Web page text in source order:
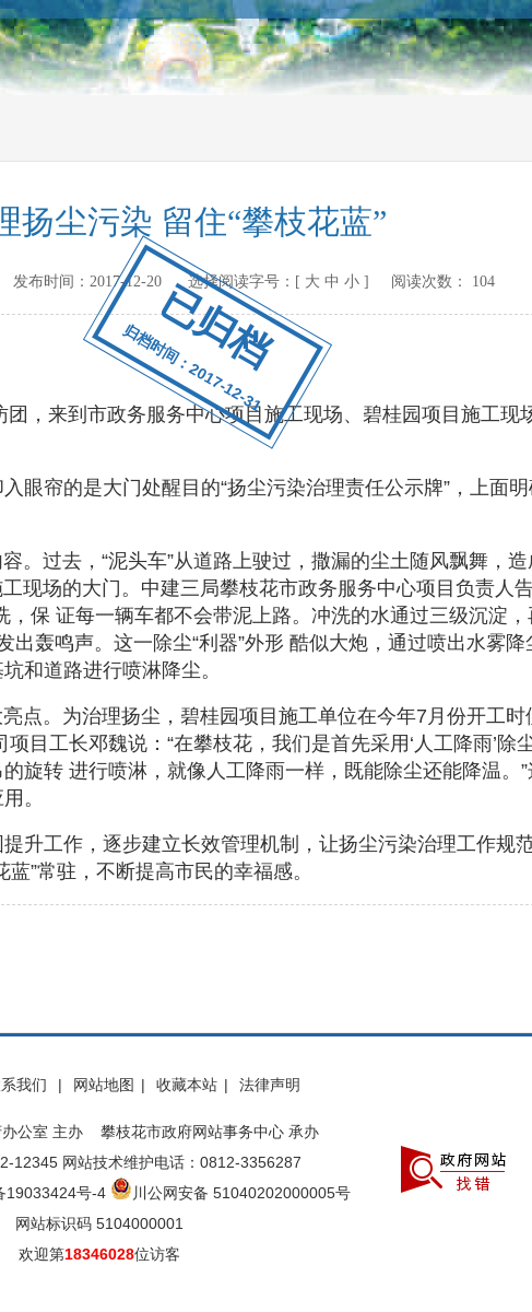
已归档
归档时间：2017-12-31
扬尘污染 留住“攀枝花蓝”
发布时间： 2017-12-20 选择阅读字号：[ 大 中 小 ] 阅读次数： 104
来到市政务服务中心项目施工现场、碧桂园项目施工现
帘的是大门处醒目的“扬尘污染治理责任公示牌”，上面
过去，“泥头车”从道路上驶过，撒漏的尘土随风飘舞，
现场的大门。中建三局攀枝花市政务服务中心项目负责人
保 证每一辆车都不会带泥上路。冲洗的水通过三级沉淀
轰鸣声。这一除尘“利器”外形 酷似大炮，通过喷出水雾
和道路进行喷淋降尘。
。为治理扬尘，碧桂园项目施工单位在今年7月份开工时
目工长邓魏说：“在攀枝花，我们是首先采用‘人工降雨’除
旋转 进行喷淋，就像人工降雨一样，既能除尘还能降温。
。
工作，逐步建立长效管理机制，让扬尘污染治理工作规
”常驻，不断提高市民的幸福感。
我们 | 网站地图 | 收藏本站 | 法律声明
办公室 主办 攀枝花市政府网站事务中心 承办
12345 网站技术维护电话：0812-3356287
19033424号-4
川公网安备 51040202000005号
网站标识码 5104000001
欢迎第18346028位访客